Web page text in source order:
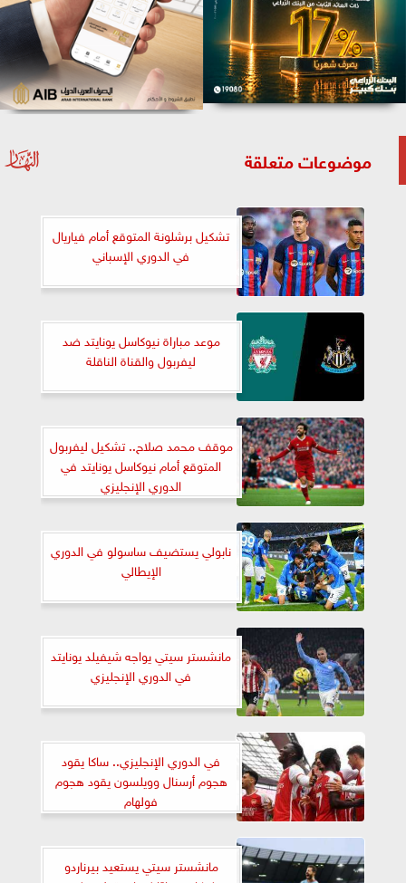
موضوعات متعلقة
تشكيل برشلونة المتوقع أمام فياريال
في الدوري الإسباني
موعد مباراة نيوكاسل يونايتد ضد
ليفربول والقناة الناقلة
موقف محمد صلاح.. تشكيل ليفربول
المتوقع أمام نيوكاسل يونايتد في
الدوري الإنجليزي
نابولي يستضيف ساسولو في الدوري
الإيطالي
مانشستر سيتي يواجه شيفيلد يونايتد
في الدوري الإنجليزي
في الدوري الإنجليزي.. ساكا يقود
هجوم أرسنال وويلسون يقود هجوم
فولهام
مانشستر سيتي يستعيد بيرناردو